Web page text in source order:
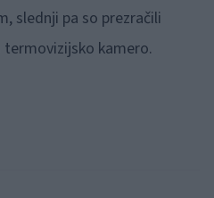
slednji pa so prezračili
kamero.